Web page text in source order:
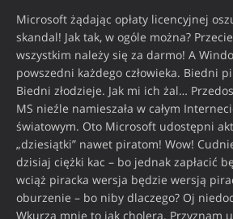
Microsoft żądając opłaty licencyjnej
skandal! Jak tak, w ogóle można?
wszystkim należy się za darmo! A
powszedni każdego człowieka. Biedni
Biedni złodzieje. Jak mi ich żal…
MS nieźle namieszała w całym
światowym. Oto Microsoft udostępni
„dziesiątki” nawet piratom! Wow!
dzisiaj ciężki kac – bo jednak zapłacić
wciąż piracka wersja będzie wersją
oburzenie – bo niby dlaczego? Oj
Wkurza mnie to jak cholera. Przyznam